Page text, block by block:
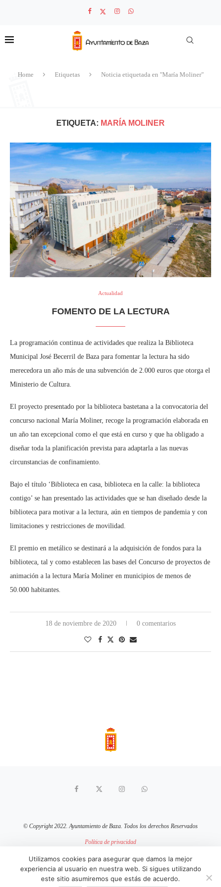
Home Etiquetas Noticia etiquetada en "María Moliner"
ETIQUETA: MARÍA MOLINER
Actualidad
FOMENTO DE LA LECTURA
La programación continua de actividades que realiza la Biblioteca
Municipal José Becerril de Baza para fomentar la lectura ha sido
merecedora un año más de una subvención de 2.000 euros que otorga el
Ministerio de Cultura.
El proyecto presentado por la biblioteca bastetana a la convocatoria del
concurso nacional María Moliner, recoge la programación elaborada en
un año tan excepcional como el que está en curso y que ha obligado a
diseñar toda la planificación prevista para adaptarla a las nuevas
circunstancias de confinamiento.
Bajo el título ‘Biblioteca en casa, biblioteca en la calle: la biblioteca
contigo’ se han presentado las actividades que se han diseñado desde la
biblioteca para motivar a la lectura, aún en tiempos de pandemia y con
limitaciones y restricciones de movilidad.
El premio en metálico se destinará a la adquisición de fondos para la
biblioteca, tal y como establecen las bases del Concurso de proyectos de
animación a la lectura María Moliner en municipios de menos de
50.000 habitantes.
18 de noviembre de 2020 0 comentarios
© Copyright 2022. Ayuntamiento de Baza. Todos los derechos Reservados
Política de privacidad
Política de cookies
sitio web mantenido porpixelcero.com
Utilizamos cookies para asegurar que damos la mejor
experiencia al usuario en nuestra web. Si sigues utilizando
este sitio asumiremos que estás de acuerdo.